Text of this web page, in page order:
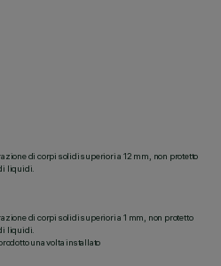
di corpi solidi superiori a 12 mm, non protetto
liquidi.
di corpi solidi superiori a 1 mm, non protetto
liquidi.
una volta installato